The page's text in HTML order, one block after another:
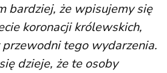
bardziej, że wpisujemy się
koronacji królewskich,
tego wydarzenia.
dzieje, że te osoby